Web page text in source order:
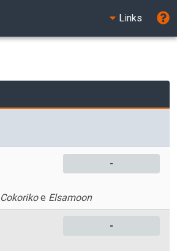
Links
-
Cokorikoe Elsamoon
-